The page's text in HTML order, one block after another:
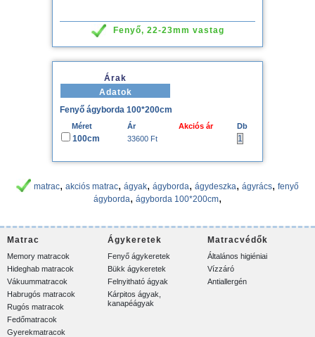
Fenyő, 22-23mm vastag
Árak
Adatok
Fenyő ágyborda 100*200cm
Méret Ár Akciós ár Db
100cm 33600 Ft
matrac, akciós matrac, ágyak, ágyborda, ágydeszka, ágyrács, fenyő
ágyborda, ágyborda 100*200cm,
Matrac
Memory matracok
Hideghab matracok
Vákuummatracok
Habrugós matracok
Rugós matracok
Fedőmatracok
Gyerekmatracok
Ágykeretek
Fenyő ágykeretek
Bükk ágykeretek
Felnyitható ágyak
Kárpitos ágyak,
kanapéágyak
Matracvédők
Általános higiéniai
Vízzáró
Antiallergén